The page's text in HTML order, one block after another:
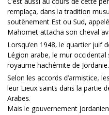
remplaça, dans la tradition
soutènement Est ou Sud,
Mahomet attacha son cheval
Lorsqu’en 1948, le quartier juif
Légion arabe, le mur
royaume hachémite de Jordanie.
Selon les accords d’armistice,
leur Lieux saints dans la partie
Arabes.
Mais le gouvernement